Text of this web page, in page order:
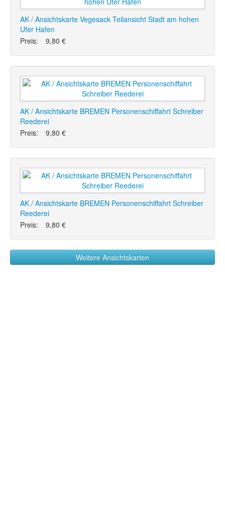
AK / Ansichtskarte Vegesack Teilansicht Stadt am hohen
Ufer Hafen
Preis:
9,80 €
AK / Ansichtskarte BREMEN Personenschiffahrt Schreiber
Reederei
Preis:
9,80 €
AK / Ansichtskarte BREMEN Personenschiffahrt Schreiber
Reederei
Preis:
9,80 €
Weitere Ansichtskarten